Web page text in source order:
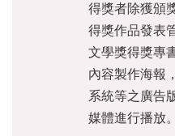
得獎者除獲頒
得獎作品發表
文學獎得獎專
內容製作海報
系統等之廣告
媒體進行播放。